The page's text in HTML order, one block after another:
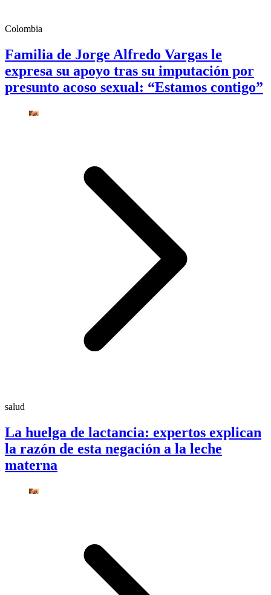
Colombia
Familia de Jorge Alfredo Vargas le
expresa su apoyo tras su imputación por
presunto acoso sexual: “Estamos contigo”
salud
La huelga de lactancia: expertos explican
la razón de esta negación a la leche
materna